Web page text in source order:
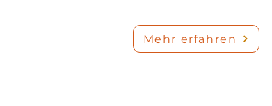
Mehr erfahren